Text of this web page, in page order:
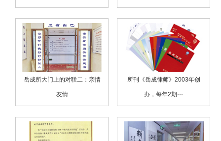
岳成所大门上的对联二：亲情
友情
所刊《岳成律师》2003年创
办，每年2期···